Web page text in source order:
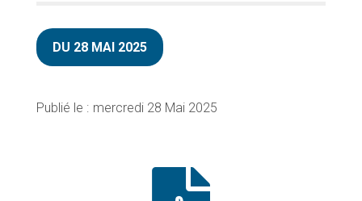
DU 28 MAI 2025
mercredi 28 Mai 2025